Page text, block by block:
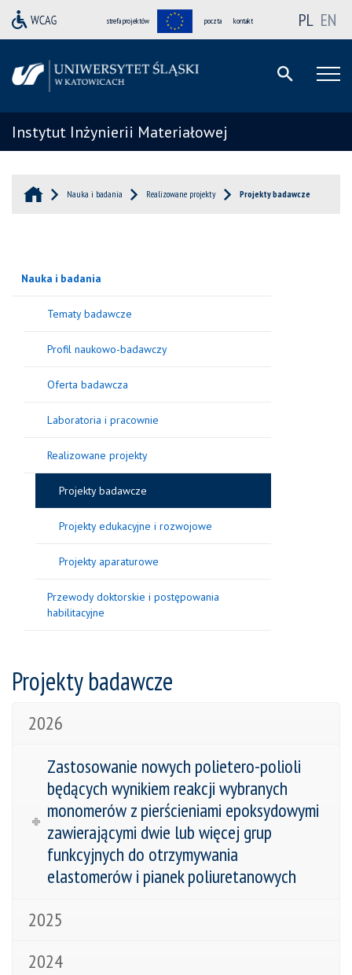
strefa projektów poczta kontakt PL EN
Instytut Inżynierii Materiałowej
Nauka i badania Realizowane projekty Projekty badawcze
Projekty badawcze
2026
Zastosowanie nowych polietero-polioli
będących wynikiem reakcji wybranych
monomerów z pierścieniami epoksydowymi
zawierającymi dwie lub więcej grup
funkcyjnych do otrzymywania
elastomerów i pianek poliuretanowych
2025
2024
Nauka i badania
Tematy badawcze
Profil naukowo-badawczy
Oferta badawcza
Laboratoria i pracownie
Realizowane projekty
Projekty badawcze
Projekty edukacyjne i rozwojowe
Projekty aparaturowe
Przewody doktorskie i postępowania
habilitacyjne